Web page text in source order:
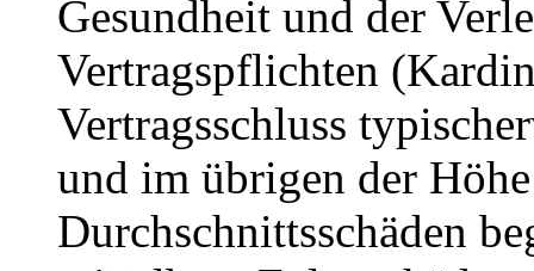
Gesundheit und der
Vertragspflichten
Vertragsschluss
und im übrigen der
Durchschnittsschäden